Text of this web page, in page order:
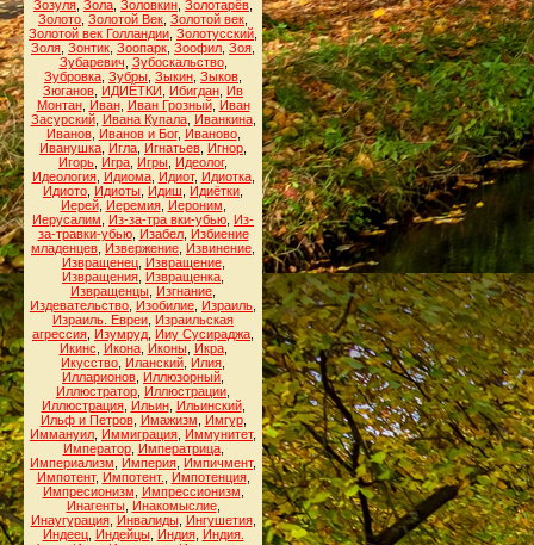
Зозуля Зола Золовкин Золотарёв
Золото Золотой Век Золотой век
Золотой век Голландии Золотусский
Золя Зонтик Зоопарк Зоофил Зоя
Зубаревич Зубоскальство,
Зубровка Зубры Зыкин Зыков
Зюганов ИДИЁТКИ Ибигдан Ив
Монтан, Иван, Иван Грозный, Иван
Засурский, Ивана Купала, Иванкина,
Иванов, Иванов и Бог, Иваново,
Иванушка Игла Игнатьев Игнор
Игорь Игра Игры Идеолог,
Идеология, Идиома, Идиот, Идиотка,
Идиото Идиоты Идиш Идиётки
Иерей, Иеремия, Иероним
Иерусалим
Из-за-тра вки-убью Из-
за-травки-убью, Изабел, Избиение
младенцев Извержение Извинение
Извращенец, Извращение,
Извращения Извращенка
Извращенцы Изгнание
Издевательство Изобилие Израиль
Израиль. Евреи Израильская
агрессия Изумруд Ииу Сусираджа
Икинс
Икона, Иконы, Икра,
Икусство Иланский Илия
Илларионов Иллюзорный
Иллюстратор Иллюстрации
Иллюстрация, Ильин, Ильинский,
Ильф и Петров, Имажизм Имгур,
Иммануил Иммиграция Иммунитет,
Император, Императрица,
Империализм
Империя Импичмент,
Импотент, Импотент. Импотенция,
Импресионизм
Импрессионизм
Инагенты, Инакомыслие,
Инаугурация, Инвалиды, Ингушетия,
Индеец, Индейцы, Индия, Индия.